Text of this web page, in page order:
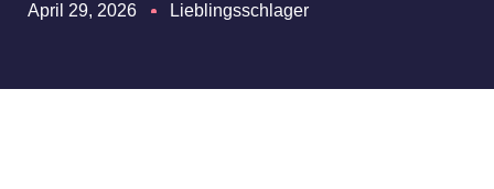
April 29, 2026 Lieblingsschlager